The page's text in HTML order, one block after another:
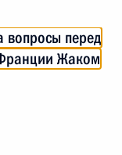
вопросы перед
Жаком